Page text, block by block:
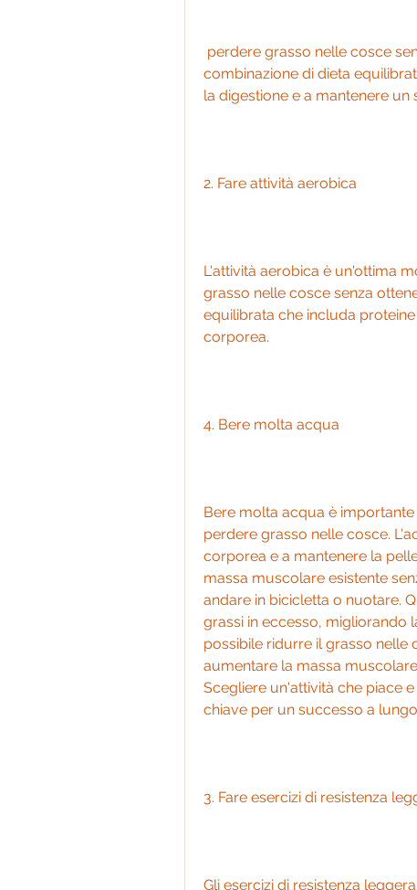
combinazione di dieta
la digestione e a mantenere un
2. Fare attività aerobica
L'attività aerobica è un'ottima
grasso nelle cosce senza
equilibrata che includa
corporea.
4. Bere molta acqua
Bere molta acqua è
perdere grasso nelle cosce.
corporea e a mantenere la
massa muscolare esistente
andare in bicicletta o nuotare.
grassi in eccesso, migliorando
possibile ridurre il grasso nelle
aumentare la massa
Scegliere un'attività che piace
chiave per un successo a
3. Fare esercizi di resistenza
Gli esercizi di resistenza